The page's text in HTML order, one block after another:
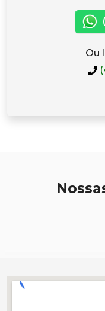
Ou